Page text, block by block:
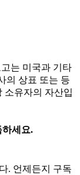
는 미국과 기타
의 상표 또는 등
소유자의 자산입
하세요.
. 언제든지 구독